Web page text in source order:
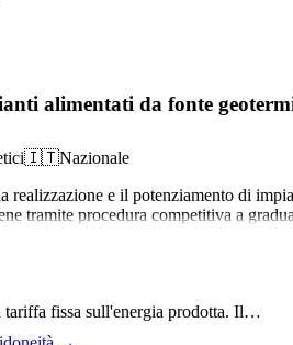
alimentati da fonte
🇮🇹Nazionale
e il potenziamento di
tramite procedura competitiva a
tariffa fissa sull'energia prodotta. Il…